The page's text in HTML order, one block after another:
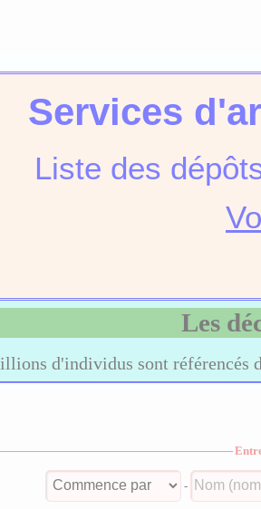
Services
Liste des
Les
d'individus sont référencés
-